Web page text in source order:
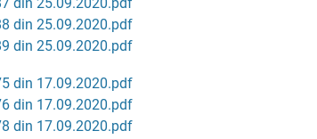
din 25.09.2020.pdf
din 25.09.2020.pdf
din 17.09.2020.pdf
din 17.09.2020.pdf
din 17.09.2020.pdf